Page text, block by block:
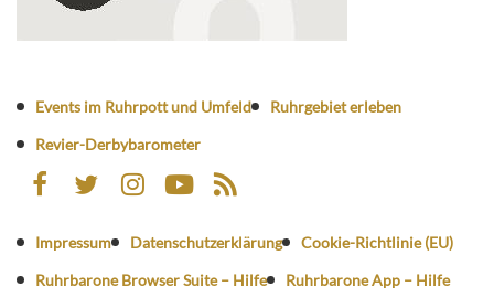
Events im Ruhrpott und Umfeld
Ruhrgebiet erleben
Revier-Derbybarometer
Impressum Datenschutzerklärung
Cookie-Richtlinie (EU)
Ruhrbarone Browser Suite – Hilfe
Ruhrbarone App – Hilfe